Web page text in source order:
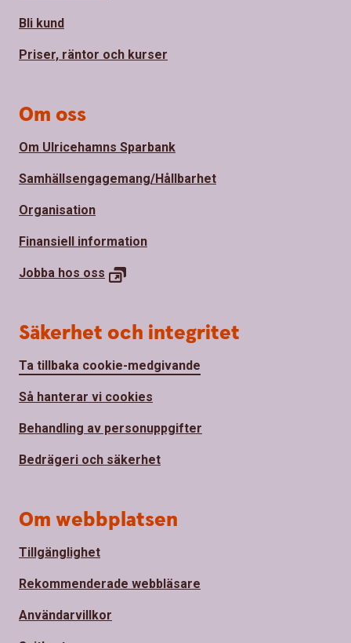
Bli kund
Priser, räntor och kurser
Om oss
Om Ulricehamns Sparbank
Samhällsengagemang/Hållbarhet
Organisation
Finansiell information
Jobba hos oss
Säkerhet och integritet
Ta tillbaka cookie-medgivande
Så hanterar vi cookies
Behandling av personuppgifter
Bedrägeri och säkerhet
Om webbplatsen
Tillgänglighet
Rekommenderade webbläsare
Användarvillkor